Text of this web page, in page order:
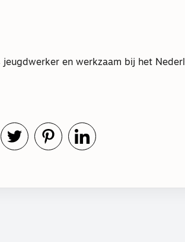
jeugdwerker en werkzaam bij het